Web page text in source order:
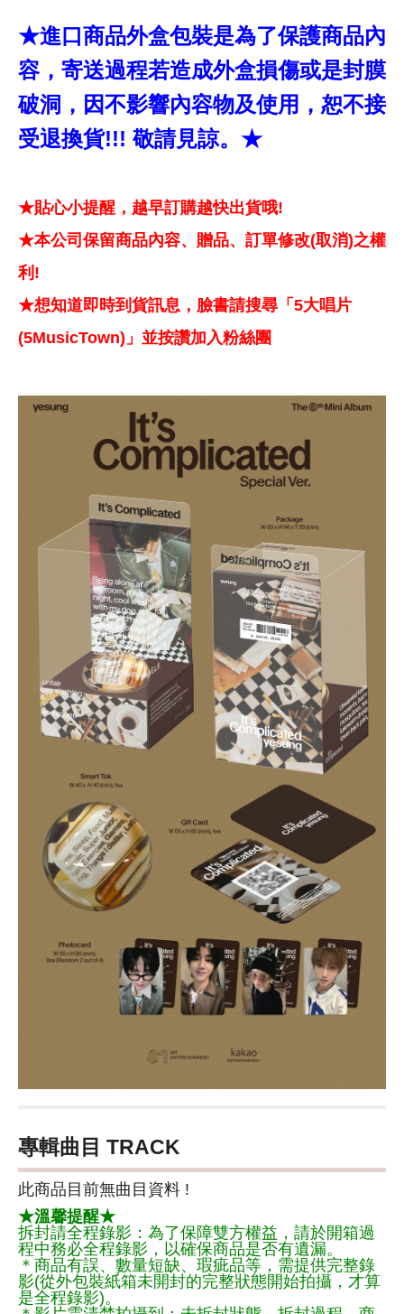
★進口商品外盒包裝是為了保護商品內
容，寄送過程若造成外盒損傷或是封膜
破洞，因不影響內容物及使用，恕不接
受退換貨!!! 敬請見諒。★
★貼心小提醒，越早訂購越快出貨哦!
★本公司保留商品內容、贈品、訂單修改(取消)之權
利!
★想知道即時到貨訊息，臉書請搜尋「5大唱片
(5MusicTown)」並按讚加入粉絲團
專輯曲目 TRACK
此商品目前無曲目資料 !
★溫馨提醒★
拆封請全程錄影：為了保障雙方權益，請於開箱過
程中務必全程錄影，以確保商品是否有遺漏。
＊商品有誤、數量短缺、瑕疵品等，需提供完整錄
影(從外包裝紙箱未開封的完整狀態開始拍攝，才算
是全程錄影)。